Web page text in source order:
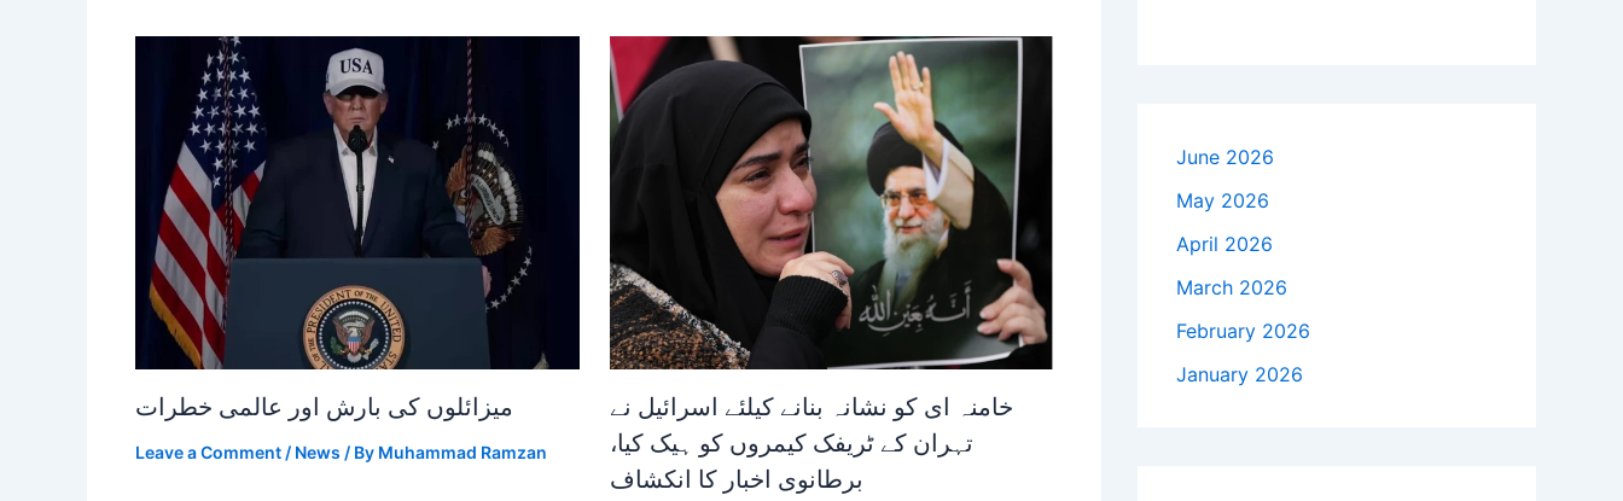
میزائلوں کی بارش اور عالمی خطرات
Leave a Comment / News / By Muhammad Ramzan
خامنہ ای کو نشانہ بنانے کیلئے اسرائیل نے
تہران کے ٹریفک کیمروں کو ہیک کیا،
برطانوی اخبار کا انکشاف
June 2026
May 2026
April 2026
March 2026
February 2026
January 2026